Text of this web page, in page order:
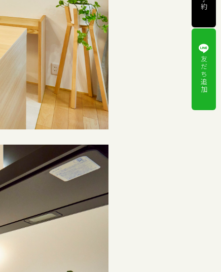
約
友
だ
ち
追
加